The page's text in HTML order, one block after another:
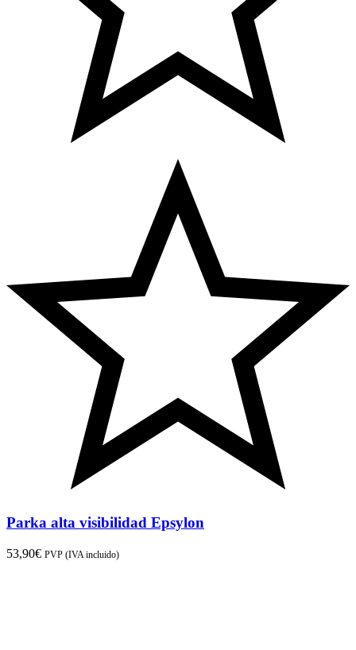
Parka alta visibilidad Epsylon
53,90€ PVP (IVA incluido)